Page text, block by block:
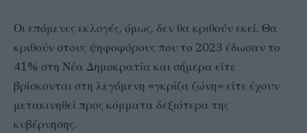
Οι επόμενες εκλογές, όμως, δεν θα κριθούν εκεί. Θα
κριθούν στους ψηφοφόρους που το 2023 έδωσαν το
41% στη Νέα Δημοκρατία και σήμερα είτε
βρίσκονται στη λεγόμενη «γκρίζα ζώνη» είτε έχουν
μετακινηθεί προς κόμματα δεξιότερα της
κυβέρνησης.